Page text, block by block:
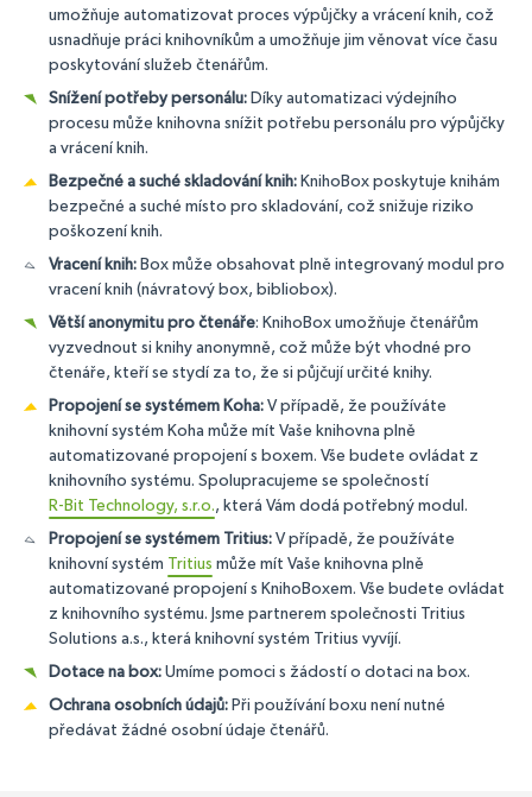
umožňuje automatizovat proces výpůjčky a vrácení knih, což
usnadňuje práci knihovníkům a umožňuje jim věnovat více času
poskytování služeb čtenářům.
Snížení potřeby personálu: Díky automatizaci výdejního
procesu může knihovna snížit potřebu personálu pro výpůjčky
a vrácení knih.
Bezpečné a suché skladování knih: KnihoBox poskytuje knihám
bezpečné a suché místo pro skladování, což snižuje riziko
poškození knih.
Vracení knih: Box může obsahovat plně integrovaný modul pro
vracení knih (návratový box, bibliobox).
Větší anonymitu pro čtenáře: KnihoBox umožňuje čtenářům
vyzvednout si knihy anonymně, což může být vhodné pro
čtenáře, kteří se stydí za to, že si půjčují určité knihy.
Propojení se systémem Koha: V případě, že používáte
knihovní systém Koha může mít Vaše knihovna plně
automatizované propojení s boxem. Vše budete ovládat z
knihovního systému. Spolupracujeme se společností
R-Bit Technology, s.r.o., která Vám dodá potřebný modul.
Propojení se systémem Tritius: V případě, že používáte
knihovní systém Tritius může mít Vaše knihovna plně
automatizované propojení s KnihoBoxem. Vše budete ovládat
z knihovního systému. Jsme partnerem společnosti Tritius
Solutions a.s., která knihovní systém Tritius vyvíjí.
Dotace na box: Umíme pomoci s žádostí o dotaci na box.
Ochrana osobních údajů: Při používání boxu není nutné
předávat žádné osobní údaje čtenářů.